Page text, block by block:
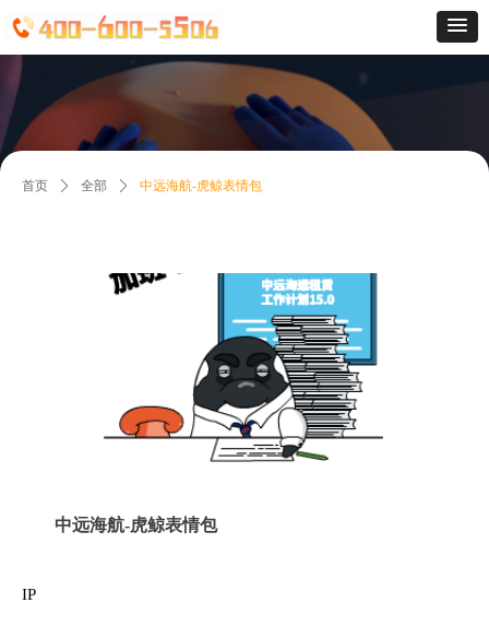
IP
中远海航-虎鲸表情包
首页 ꄲ 全部 ꄲ 中远海航-虎鲸表情包